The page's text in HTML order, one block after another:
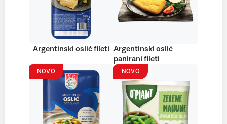
Argentinski oslić fileti Argentinski oslić
panirani fileti
NOVO NOVO